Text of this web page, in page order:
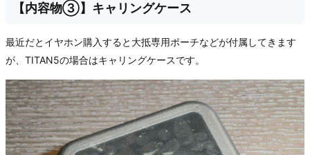
【内容物③】キャリングケース
最近だとイヤホン購入すると大抵専用ポーチなどが付属してきます
が、TITAN5の場合はキャリングケースです。